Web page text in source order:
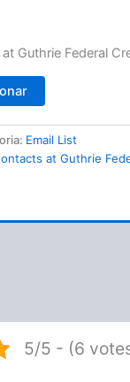
Guthrie Federal
Email List
at Guthrie
5/5 - (6